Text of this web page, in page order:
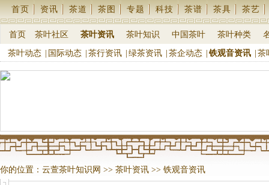
首页 资讯 茶道 茶图 专题 科技 茶谱 茶具 茶艺
首页 茶叶社区 茶叶资讯 茶叶知识 中国茶叶 茶叶种类
茶叶动态 国际动态 茶行资讯 绿茶资讯 茶企动态 铁观音资讯 茶
你的位置： 云萱茶叶知识网 >> 茶叶资讯 >> 铁观音资讯